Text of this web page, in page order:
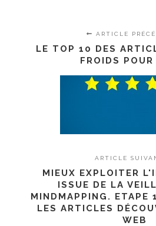
ARTICLE
LE TOP 10 DES
FROIDS
ARTICLE
MIEUX EXPLOITER
ISSUE DE LA
MINDMAPPING. ETAPE
LES ARTICLES
WEB